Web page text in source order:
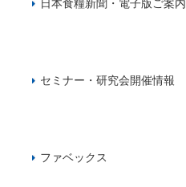
日本食糧新聞・電子版ご案内
セミナー・研究会開催情報
ファベックス